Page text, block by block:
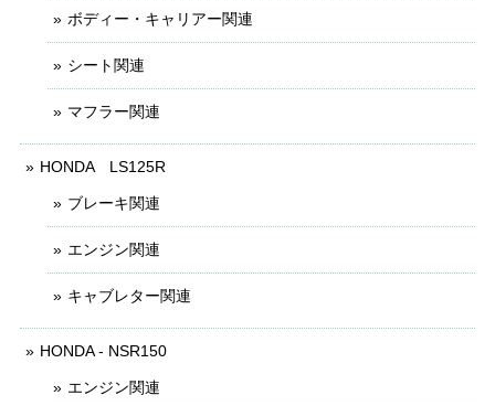
ボディー・キャリアー関連
シート関連
マフラー関連
HONDA LS125R
ブレーキ関連
エンジン関連
キャブレター関連
HONDA - NSR150
エンジン関連